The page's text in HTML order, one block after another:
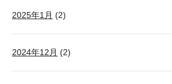
2025年1月 (2)
2024年12月 (2)